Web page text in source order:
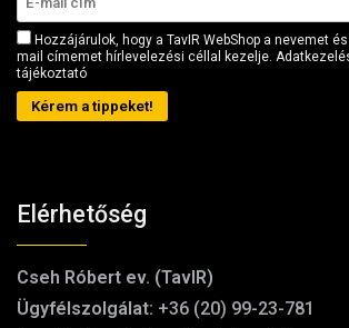
Hozzájárulok, hogy a TavIR WebShop a nevemet
mail címemet hírlevelezési céllal kezelje.
tájékoztató
Kérem a tippeket!
Elérhetőség
Cseh Róbert ev. (TavIR)
Ügyfélszolgálat: +36 (20) 99-23-781